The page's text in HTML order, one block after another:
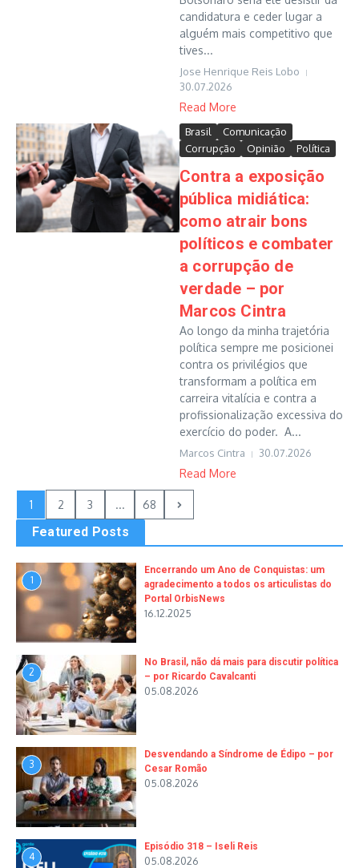
candidatura e ceder lugar a
alguém mais competitivo que
tives...
Jose Henrique Reis Lobo
30.07.2026
Read More
Brasil
Comunicação
Corrupção
Opinião Política
Contra a exposição
pública midiática:
como atrair bons
políticos e combater
a corrupção de
verdade – por
Marcos Cintra
Ao longo da minha trajetória
política sempre me posicionei
contra os privilégios que
transformam a política em
carreira vitalícia e contra a
profissionalização excessiva do
exercício do poder. A...
Marcos Cintra 30.07.2026
Read More
1 2 3 ... 68
Featured Posts
1
Encerrando um Ano de Conquistas: um
agradecimento a todos os articulistas do
Portal OrbisNews
16.12.2025
2
No Brasil, não dá mais para discutir política
– por Ricardo Cavalcanti
05.08.2026
3
Desvendando a Síndrome de Édipo – por
Cesar Romão
05.08.2026
4
Episódio 318 – Iseli Reis
05.08.2026